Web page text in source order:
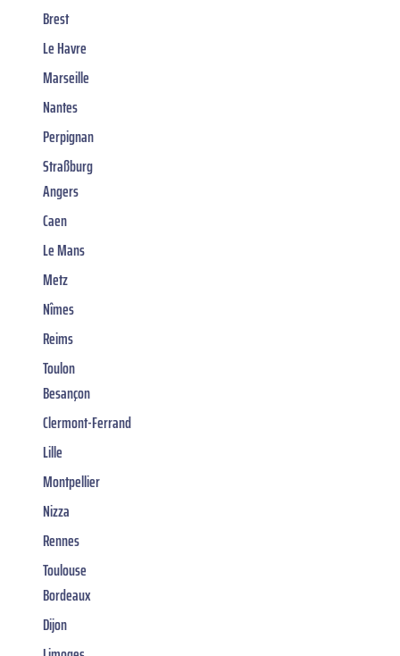
Brest
Le Havre
Marseille
Nantes
Perpignan
Straßburg
Angers
Caen
Le Mans
Metz
Nîmes
Reims
Toulon
Besançon
Clermont-Ferrand
Lille
Montpellier
Nizza
Rennes
Toulouse
Bordeaux
Dijon